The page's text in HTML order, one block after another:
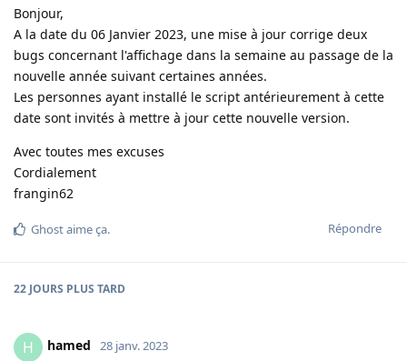
Bonjour,
A la date du 06 Janvier 2023, une mise à jour corrige deux
bugs concernant l'affichage dans la semaine au passage de la
nouvelle année suivant certaines années.
Les personnes ayant installé le script antérieurement à cette
date sont invités à mettre à jour cette nouvelle version.
Avec toutes mes excuses
Cordialement
frangin62
Répondre
Ghostaime ça.
22 JOURS PLUS TARD
H hamed 28 janv. 2023